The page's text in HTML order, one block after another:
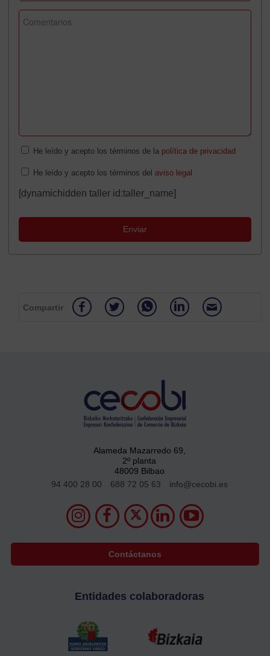
He leído y acepto los términos de la política de privacidad
He leído y acepto los términos delaviso legal
[dynamichidden taller id:taller_name]
Compartir
Alameda Mazarredo 69,
2º planta
48009 Bilbao
94 400 28 00
688 72 05 63 info@cecobi.es
Contáctanos
Entidades colaboradoras